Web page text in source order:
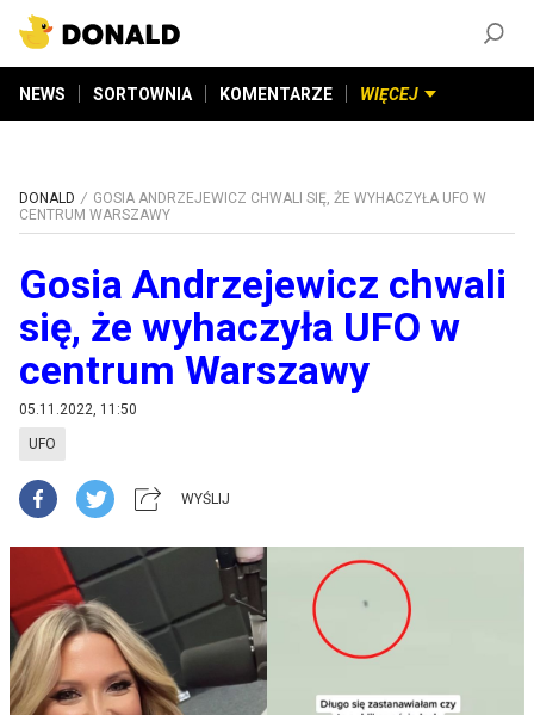
NEWS SORTOWNIA KOMENTARZE WIĘCEJ
DONALD
GOSIA ANDRZEJEWICZ CHWALI SIĘ, ŻE WYHACZYŁA UFO W
CENTRUM WARSZAWY
Gosia Andrzejewicz chwali
się, że wyhaczyła UFO w
centrum Warszawy
05.11.2022, 11:50
UFO
WYŚLIJ